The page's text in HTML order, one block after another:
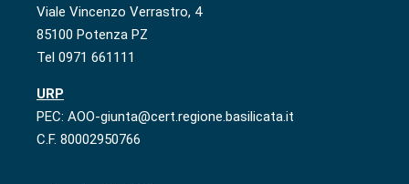
Viale Vincenzo Verrastro, 4
85100 Potenza PZ
Tel 0971 661111
URP
PEC: AOO-giunta@cert.regione.basilicata.it
C.F. 80002950766